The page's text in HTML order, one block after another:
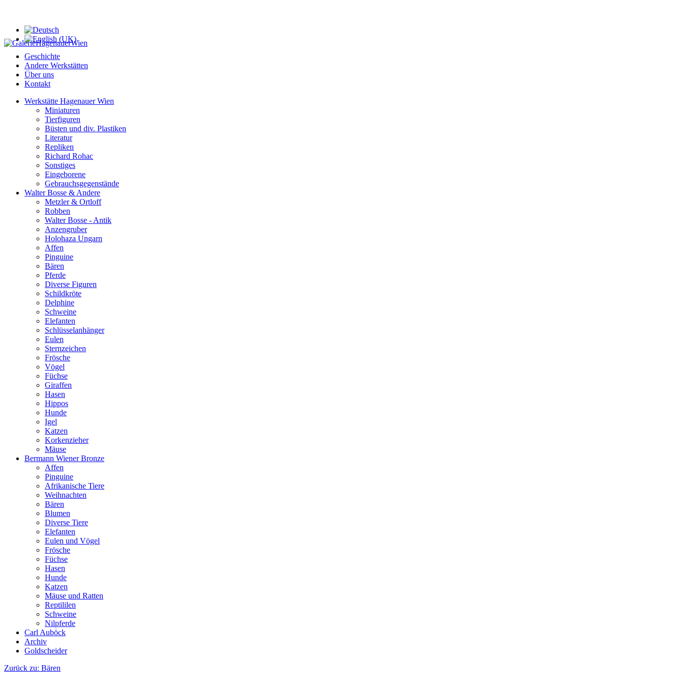
Geschichte
Andere Werkstätten
Über uns
Kontakt
Werkstätte Hagenauer Wien
Miniaturen
Tierfiguren
Büsten und div. Plastiken
Literatur
Repliken
Richard Rohac
Sonstiges
Eingeborene
Gebrauchsgegenstände
Walter Bosse & Andere
Metzler & Ortloff
Robben
Walter Bosse - Antik
Anzengruber
Holohaza Ungarn
Affen
Pinguine
Bären
Pferde
Diverse Figuren
Schildkröte
Delphine
Schweine
Elefanten
Schlüsselanhänger
Eulen
Sternzeichen
Frösche
Vögel
Füchse
Giraffen
Hasen
Hippos
Hunde
Igel
Katzen
Korkenzieher
Mäuse
Bermann Wiener Bronze
Affen
Pinguine
Afrikanische Tiere
Weihnachten
Bären
Blumen
Diverse Tiere
Elefanten
Eulen und Vögel
Frösche
Füchse
Hasen
Hunde
Katzen
Mäuse und Ratten
Reptililen
Schweine
Nilpferde
Carl Auböck
Archiv
Goldscheider
Zurück zu: Bären